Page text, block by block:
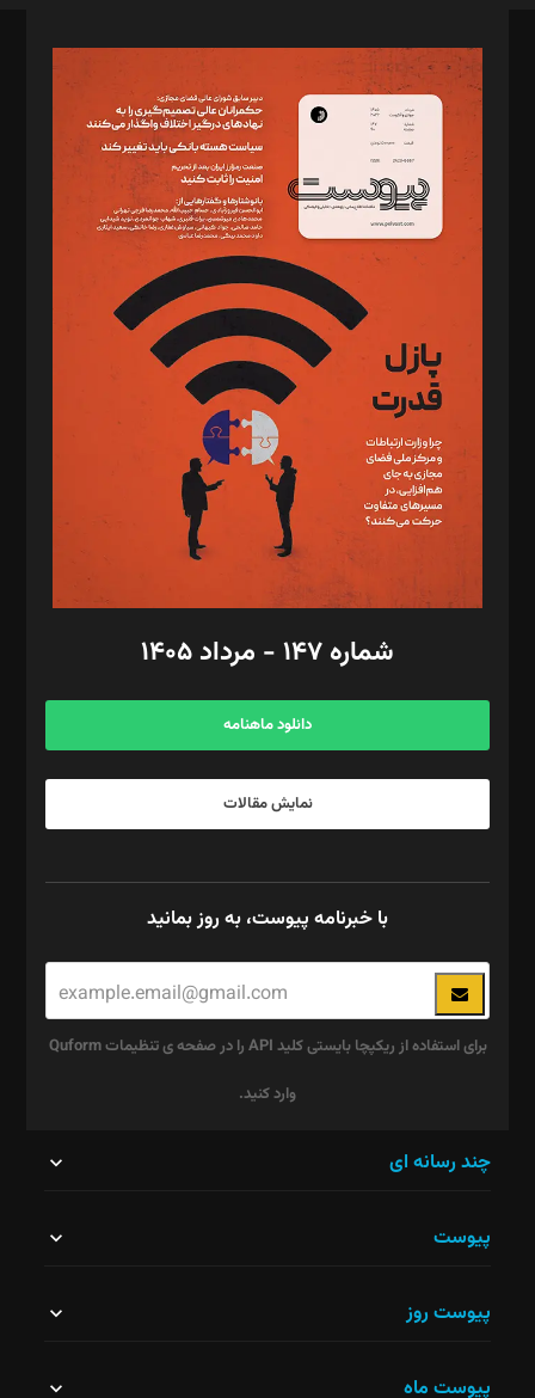
مدیر مسئول: محمدباقر اثنی‌عشری
سردبیر: مهرک محمودی
دبیر تحریریه: میثم قاسمی
د‌بیر ناداستان: سمانه سمیع
د‌بیر خدمت و تجارت: ابوالفضل رجبی
د‌بیر حقوق فناوری: حسام‌الدین ایپکچی
د‌بیر پیوست جهان: مینا پاکدل
د‌بیر تحریریه آنلاین: بابک نقاش
تحریریه‌: مجتبی محمود‌ی، آرش برهمند، یسنا امان‌پور، سروش کرمیان،
مصطفی مسجدی آرانی، ابوالفضل رجبی، زهرا فکرانه، فائزه فتحی
رستمی،مصطفی باستان
ویرایش: نگار استاد‌‌آقا
طراح یونیفرم: مجید توکلی
فیلمبرداری و عکاسی: امیر شفیعی، مانی لطفی زاده
گرافیک و صفحه‌آرایی: سید‌سبحان‌علی ثابت
مد‌یر توسعه تجاری: کامبیز برید‌
امور مالی: شاپور رهبری، محمد‌ کاظمی‌نیا
آگهی و مشترکین: ۰۹۱۹۹۹۹۰۴۵۴
شماره ۱۴۷ - مرداد ۱۴۰۵
دانلود ماهنامه
نمایش مقالات
با خبرنامه پیوست، به روز بمانید
برای استفاده از ریکپچا بایستی کلید API را در صفحه ی تنظیمات Quform
وارد کنید.
نباید
شود.
چند رسانه ای
پیوست
پیوست روز
پیوست ماه